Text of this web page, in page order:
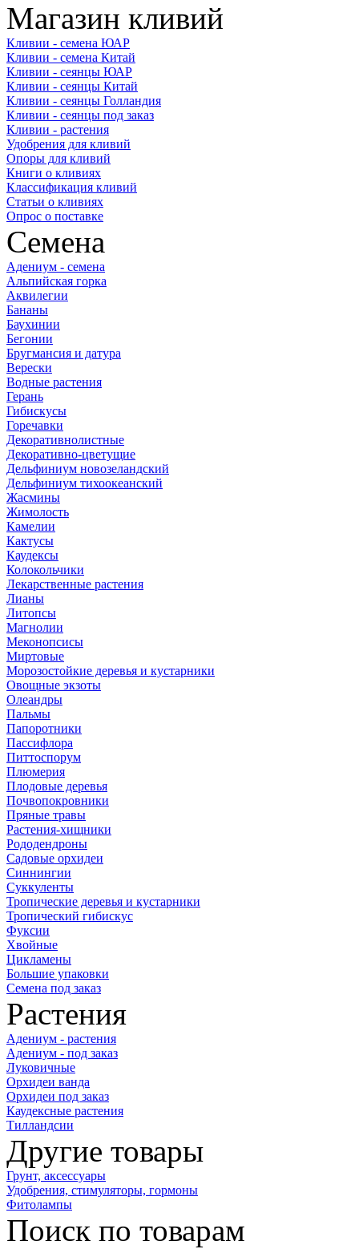
Магазин кливий
Кливии - семена ЮАР
Кливии - семена Китай
Кливии - сеянцы ЮАР
Кливии - сеянцы Китай
Кливии - сеянцы Голландия
Кливии - сеянцы под заказ
Кливии - растения
Удобрения для кливий
Опоры для кливий
Книги о кливиях
Классификация кливий
Статьи о кливиях
Опрос о поставке
Семена
Адениум - семена
Альпийская горка
Аквилегии
Бананы
Баухинии
Бегонии
Бругмансия и датура
Верески
Водные растения
Герань
Гибискусы
Горечавки
Декоративнолистные
Декоративно-цветущие
Дельфиниум новозеландский
Дельфиниум тихоокеанский
Жасмины
Жимолость
Камелии
Кактусы
Каудексы
Колокольчики
Лекарственные растения
Лианы
Литопсы
Магнолии
Меконопсисы
Миртовые
Морозостойкие деревья и кустарники
Овощные экзоты
Олеандры
Пальмы
Папоротники
Пассифлора
Питтоспорум
Плюмерия
Плодовые деревья
Почвопокровники
Пряные травы
Растения-хищники
Рододендроны
Садовые орхидеи
Синнингии
Суккуленты
Тропические деревья и кустарники
Тропический гибискус
Фуксии
Хвойные
Цикламены
Большие упаковки
Семена под заказ
Растения
Адениум - растения
Адениум - под заказ
Луковичные
Орхидеи ванда
Орхидеи под заказ
Каудексные растения
Тилландсии
Другие товары
Грунт, аксессуары
Удобрения, стимуляторы, гормоны
Фитолампы
Поиск по товарам